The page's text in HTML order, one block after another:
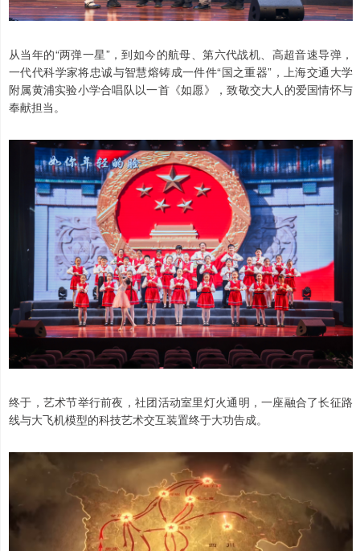
从当年的“两弹一星”，到如今的航母、第六代战机、高超音速导弹，
一代代科学家将忠诚与智慧熔铸成一件件“国之重器”，上海交通大学
附属黄浦实验小学合唱队以一首《如愿》，致敬交大人的爱国情怀与
奉献担当。
终于，艺术节举行前夜，社团活动室里灯火通明，一座融合了长征路
线与大飞机模型的科技艺术交互装置终于大功告成。